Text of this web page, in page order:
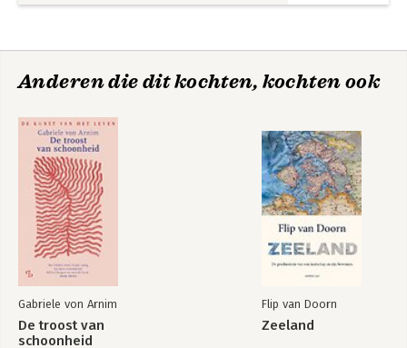
Anderen die dit kochten, kochten ook
Gabriele von Arnim
De troost van
schoonheid
Flip van Doorn
Zeeland